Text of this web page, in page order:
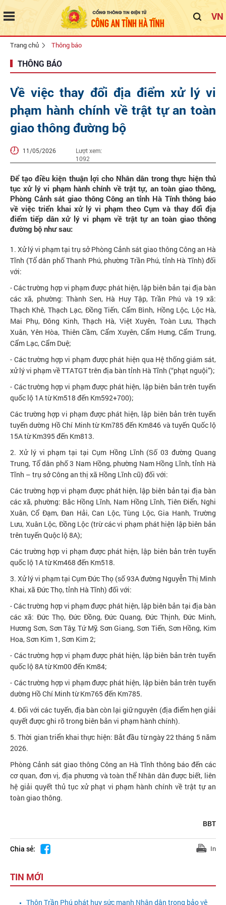
VN
Trang chủ Thông báo
THÔNG BÁO
Về việc thay đổi địa điểm xử lý vi
phạm hành chính về trật tự an toàn
giao thông đường bộ
11/05/2026
Lượt xem:
1092
Để tạo điều kiện thuận lợi cho Nhân dân trong thực hiện thủ
tục xử lý vi phạm hành chính về trật tự, an toàn giao thông,
Phòng Cảnh sát giao thông Công an tỉnh Hà Tĩnh thông báo
về việc triển khai xử lý vi phạm theo Cụm và thay đổi địa
điểm tiếp dân xử lý vi phạm về trật tự an toàn giao thông
đường bộ như sau:
1. Xử lý vi phạm tại trụ sở Phòng Cảnh sát giao thông Công an Hà
Tĩnh (Tổ dân phố Thanh Phú, phường Trần Phú, tỉnh Hà Tĩnh) đối
với:
- Các trường hợp vi phạm được phát hiện, lập biên bản tại địa bàn
các xã, phường: Thành Sen, Hà Huy Tập, Trần Phú và 19 xã:
Thạch Khê, Thạch Lạc, Đồng Tiến, Cẩm Bình, Hồng Lộc, Lộc Hà,
Mai Phụ, Đông Kinh, Thạch Hà, Việt Xuyên, Toàn Lưu, Thạch
Xuân, Yên Hòa, Thiên Cầm, Cẩm Xuyên, Cẩm Hưng, Cẩm Trung,
Cẩm Lạc, Cẩm Duệ;
- Các trường hợp vi phạm được phát hiện qua Hệ thống giám sát,
xử lý vi phạm về TTATGT trên địa bàn tỉnh Hà Tĩnh (“phạt nguội”);
- Các trường hợp vi phạm được phát hiện, lập biên bản trên tuyến
quốc lộ 1A từ Km518 đến Km592+700);
Các trường hợp vi phạm được phát hiện, lập biên bản trên tuyến
tuyến dường Hồ Chí Minh từ Km785 đến Km846 và tuyến Quốc lộ
15A từ Km395 đến Km813.
2. Xử lý vi phạm tại tại Cụm Hồng Lĩnh (Số 03 đường Quang
Trung, Tổ dân phố 3 Nam Hồng, phường Nam Hồng Lĩnh, tỉnh Hà
Tĩnh – trụ sở Công an thị xã Hồng Lĩnh cũ) đối với:
Các trường hợp vi phạm được phát hiện, lập biên bản tại địa bàn
các xã, phường: Bắc Hồng Lĩnh, Nam Hồng Lĩnh, Tiên Điển, Nghi
Xuân, Cổ Đạm, Đan Hải, Can Lộc, Tùng Lộc, Gia Hanh, Trường
Lưu, Xuân Lộc, Đồng Lộc (trừ các vi phạm phát hiện lập biên bản
trên tuyến Quộc lộ 8A);
Các trường hợp vi phạm được phát hiện, lập biên bản trên tuyến
quốc lộ 1A từ Km468 đến Km518.
3. Xử lý vi phạm tại Cụm Đức Thọ (số 93A đường Nguyễn Thị Mình
Khai, xã Đức Thọ, tỉnh Hà Tĩnh) đối với:
- Các trường hợp vi phạm được phát hiện, lập biên bản tại địa bàn
các xã: Đức Thọ, Đức Đồng, Đức Quang, Đức Thịnh, Đức Minh,
Hương Sơn, Sơn Tây, Tứ Mỹ, Sơn Giang, Sơn Tiến, Sơn Hồng, Kim
Hoa, Sơn Kim 1, Sơn Kim 2;
- Các trường hợp vi phạm được phát hiện, lập biên bản trên tuyến
quốc lộ 8A từ Km00 đến Km84;
- Các trường hợp vi phạm được phát hiện, lập biên bản trên tuyến
dường Hồ Chí Minh từ Km765 đến Km785.
4. Đối với các tuyến, địa bàn còn lại giữ nguyên (địa điểm hẹn giải
quyết được ghi rõ trong biên bản vi phạm hành chính).
5. Thời gian triển khai thực hiện: Bắt đầu từ ngày 22 tháng 5 năm
2026.
Phòng Cảnh sát giao thông Công an Hà Tĩnh thông báo đến các
cơ quan, đơn vị, địa phương và toàn thể Nhân dân được biết, liên
hệ giải quyết thủ tục xử phạt vi phạm hành chính về trật tự an
toàn giao thông.
BBT
Chia sẻ: In
TIN MỚI
Thôn Trần Phú phát huy sức mạnh Nhân dân trong bảo vệ